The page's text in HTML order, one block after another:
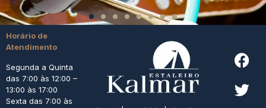
Horário de
Atendimento
Segunda a Quinta
das 7:00 às 12:00 –
13:00 às 17:00
Sexta das 7:00 às